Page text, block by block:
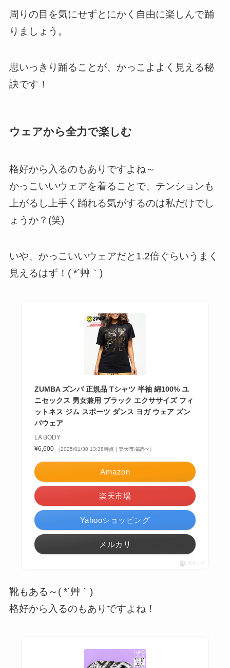
周りの目を気にせずとにかく自由に楽しんで踊
りましょう。
思いっきり踊ることが、かっこよよく見える秘
訣です！
ウェアから全力で楽しむ
格好から入るのもありですよね～
かっこいいウェアを着ることで、テンションも
上がるし上手く踊れる気がするのは私だけでし
ょうか？(笑)
いや、かっこいいウェアだと1.2倍ぐらいうまく
見えるはず！( *´艸｀)
ZUMBA ズンバ 正規品 Tシャツ 半袖 綿100% ユ
ニセックス 男女兼用 ブラック エクササイズ フィ
ットネス ジム スポーツ ダンス ヨガ ウェア ズン
バウェア
LA BODY
¥6,600
（2025/01/30 13:38時点 | 楽天市場調べ）
Amazon
楽天市場
Yahooショッピング
メルカリ
ポチップ
靴もある～( *´艸｀)
格好から入るのもありですよね！